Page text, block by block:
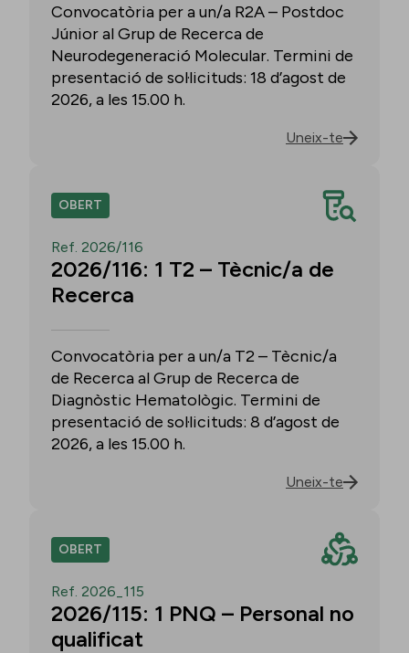
Convocatòria per a un/a R2A – Postdoc
Júnior al Grup de Recerca de
Neurodegeneració Molecular. Termini de
presentació de sol·licituds: 18 d’agost de
2026, a les 15.00 h.
Uneix-te
OBERT
Ref. 2026/116
2026/116: 1 T2 – Tècnic/a de
Recerca
Convocatòria per a un/a T2 – Tècnic/a
de Recerca al Grup de Recerca de
Diagnòstic Hematològic. Termini de
presentació de sol·licituds: 8 d’agost de
2026, a les 15.00 h.
Uneix-te
OBERT
Ref. 2026_115
2026/115: 1 PNQ – Personal no
qualificat